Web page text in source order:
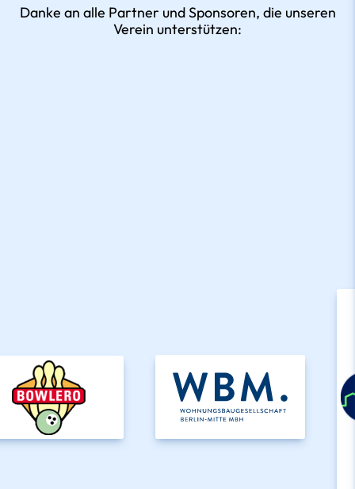
Danke an alle Partner und Sponsoren, die unseren
Verein unterstützen: